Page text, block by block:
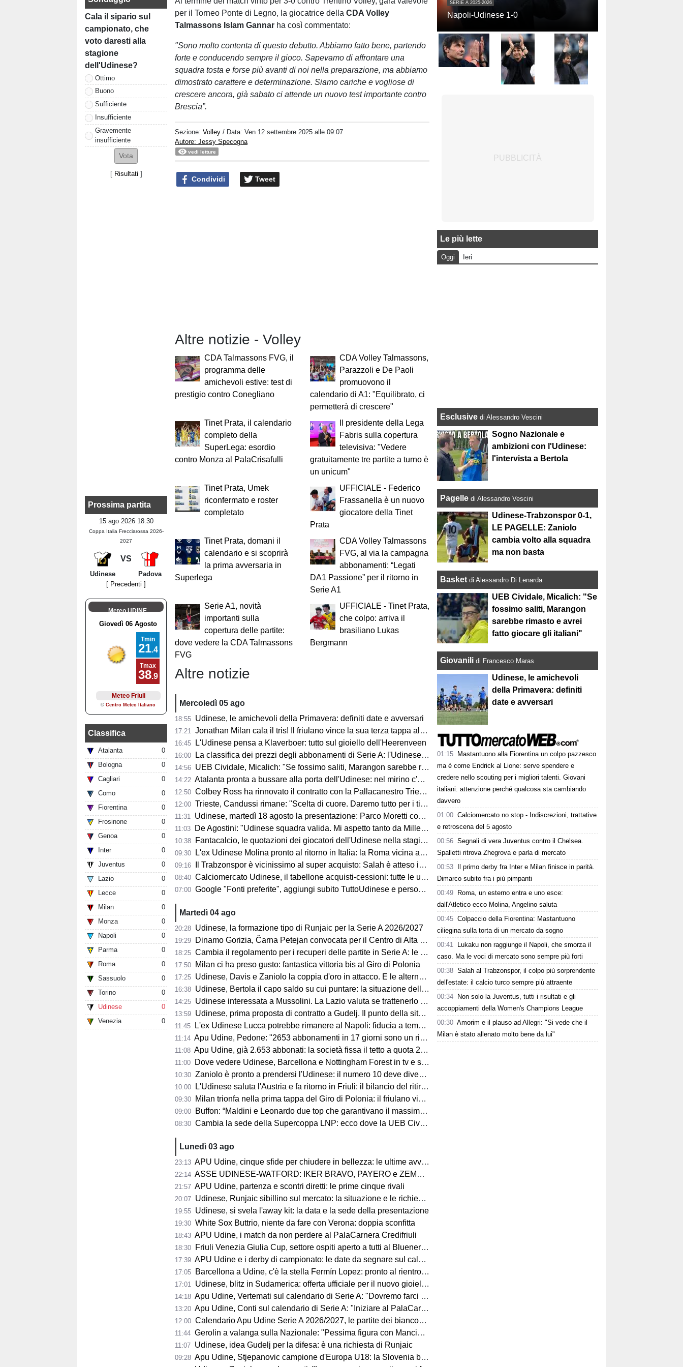
Cala il sipario sul
campionato, che
voto daresti alla
stagione
dell'Udinese?
Ottimo
Buono
Sufficiente
Insufficiente
Gravemente
insufficiente
[ Risultati ]
Prossima partita
15 ago 2026 18:30
Coppa Italia Frecciarossa 2026-
2027
VS
Udinese
Padova
[ Precedenti ]
Meteo UDINE
Classifica
Atalanta
0
Bologna
0
Cagliari
0
Como
0
Fiorentina
0
Frosinone
0
Genoa
0
Inter
0
Juventus
0
Lazio
0
Lecce
0
Milan
0
Monza
0
Napoli
0
Parma
0
Roma
0
Sassuolo
0
Torino
0
Udinese
0
Venezia
0
per il Torneo Ponte di Legno, la giocatrice della CDA Volley
Talmassons Islam Gannar ha così commentato:
"Sono molto contenta di questo debutto. Abbiamo fatto bene, partendo
forte e conducendo sempre il gioco. Sapevamo di affrontare una
squadra tosta e forse più avanti di noi nella preparazione, ma abbiamo
dimostrato carattere e determinazione. Siamo cariche e vogliose di
crescere ancora, già sabato ci attende un nuovo test importante contro
Brescia”.
Sezione:Volley / Data:Ven 12 settembre 2025 alle 09:07
Autore: Jessy Specogna
vedi letture
Condividi Tweet
Altre notizie - Volley
CDA Talmassons FVG, il
programma delle
amichevoli estive: test di
prestigio contro Conegliano
CDA Volley Talmassons,
Parazzoli e De Paoli
promuovono il
calendario di A1: "Equilibrato, ci
permetterà di crescere"
Tinet Prata, il calendario
completo della
SuperLega: esordio
contro Monza al PalaCrisafulli
Il presidente della Lega
Fabris sulla copertura
televisiva: "Vedere
gratuitamente tre partite a turno è
un unicum"
Tinet Prata, Umek
riconfermato e roster
completato
UFFICIALE - Federico
Frassanella è un nuovo
giocatore della Tinet
Prata
Tinet Prata, domani il
calendario e si scoprirà
la prima avversaria in
Superlega
CDA Volley Talmassons
FVG, al via la campagna
abbonamenti: “Legati
DA1 Passione” per il ritorno in
Serie A1
Serie A1, novità
importanti sulla
copertura delle partite:
dove vedere la CDA Talmassons
FVG
UFFICIALE - Tinet Prata,
che colpo: arriva il
brasiliano Lukas
Bergmann
Altre notizie
Mercoledì 05 ago
18:55 Udinese, le amichevoli della Primavera: definiti date e avversari
17:21 Jonathan Milan cala il tris! Il friulano vince la sua terza tappa al Tour de Pologne
16:45 L'Udinese pensa a Klaverboer: tutto sul gioiello dell'Heerenveen
16:00 La classifica dei prezzi degli abbonamenti di Serie A: l'Udinese vanta un primato
14:56 UEB Cividale, Micalich: "Se fossimo saliti, Marangon sarebbe rimasto e avrei fatto giocare gli italiani"
14:22 Atalanta pronta a bussare alla porta dell'Udinese: nel mirino c'è Kristensen
12:50 Colbey Ross ha rinnovato il contratto con la Pallacanestro Trieste
12:00 Trieste, Candussi rimane: "Scelta di cuore. Daremo tutto per i tifosi"
11:31 Udinese, martedì 18 agosto la presentazione: Parco Moretti come location
11:03 De Agostini: "Udinese squadra valida. Mi aspetto tanto da Miller e Ekkelenkamp "
10:38 Fantacalcio, le quotazioni dei giocatori dell'Udinese nella stagione 2026/27
09:30 L'ex Udinese Molina pronto al ritorno in Italia: la Roma vicina all'acquisto
09:16 Il Trabzonspor è vicinissimo al super acquisto: Salah è atteso in Turchia
08:40 Calciomercato Udinese, il tabellone acquisti-cessioni: tutte le ufficialità
07:00 Google "Fonti preferite", aggiungi subito TuttoUdinese e personalizza le tue notizie
Martedì 04 ago
20:28 Udinese, la formazione tipo di Runjaic per la Serie A 2026/2027
19:29 Dinamo Gorizia, Čarna Petejan convocata per il Centro di Alta Specializzazione del Comitato Regionale Fvg
18:25 Cambia il regolamento per i recuperi delle partite in Serie A: le novità
17:50 Milan ci ha preso gusto: fantastica vittoria bis al Giro di Polonia
17:25 Udinese, Davis e Zaniolo la coppia d'oro in attacco. E le alternative?
16:38 Udinese, Bertola il capo saldo su cui puntare: la situazione della difesa
14:25 Udinese interessata a Mussolini. La Lazio valuta se trattenerlo o cederlo
13:59 Udinese, prima proposta di contratto a Gudelj. Il punto della situazione
11:45 L'ex Udinese Lucca potrebbe rimanere al Napoli: fiducia a tempo della società
11:14 Apu Udine, Pedone: "2653 abbonamenti in 17 giorni sono un risultato straordinario"
11:08 Apu Udine, già 2.653 abbonati: la società fissa il tetto a quota 2.800 per garantire posti anche ai tifosi non abbonati
11:00 Dove vedere Udinese, Barcellona e Nottingham Forest in tv e streaming | FVG Cup
10:30 Zaniolo è pronto a prendersi l'Udinese: il numero 10 deve diventare anche leader e trascinatore
10:00 L'Udinese saluta l'Austria e fa ritorno in Friuli: il bilancio del ritiro di Lienz
09:30 Milan trionfa nella prima tappa del Giro di Polonia: il friulano vince in volata
09:00 Buffon: “Maldini e Leonardo due top che garantivano il massimo, ma lo stesso discorso vale per Mancini e Ranieri”
08:30 Cambia la sede della Supercoppa LNP: ecco dove la UEB Cividale difenderà il titolo
Lunedì 03 ago
23:13 APU Udine, cinque sfide per chiudere in bellezza: le ultime avversarie
22:14 ASSE UDINESE-WATFORD: IKER BRAVO, PAYERO e ZEMURA è la triplice cessione direzione Londra
21:57 APU Udine, partenza e scontri diretti: le prime cinque rivali
20:07 Udinese, Runjaic sibillino sul mercato: la situazione e le richieste dell'allenatore
19:55 Udinese, si svela l'away kit: la data e la sede della presentazione
19:30 White Sox Buttrio, niente da fare con Verona: doppia sconfitta
18:43 APU Udine, i match da non perdere al PalaCarnera Credifriuli
18:30 Friuli Venezia Giulia Cup, settore ospiti aperto a tutti al Bluenergy Stadium
17:39 APU Udine e i derby di campionato: le date da segnare sul calendario
17:05 Barcellona a Udine, c'è la stella Fermín Lopez: pronto al rientro contro i bianconeri
17:01 Udinese, blitz in Sudamerica: offerta ufficiale per il nuovo gioiello uruguaiano
14:18 Apu Udine, Vertemati sul calendario di Serie A: "Dovremo farci trovare immediatamente pronti"
13:20 Apu Udine, Conti sul calendario di Serie A: "Iniziare al PalaCarnera Credifriuli sarà uno stimolo in più"
12:00 Calendario Apu Udine Serie A 2026/2027, le partite dei bianconeri in Lba: date e orari
11:44 Gerolin a valanga sulla Nazionale: "Pessima figura con Mancini. E l'Udinese resti l'Università del calcio"
11:07 Udinese, idea Gudelj per la difesa: è una richiesta di Runjaic
09:28 Apu Udine, Stjepanovic campione d'Europa U18: la Slovenia batte l'Italia
SERIE A 2025-2026
Napoli-Udinese 1-0
Le più lette
Oggi Ieri
Esclusive di Alessandro Vescini
Sogno Nazionale e
ambizioni con l'Udinese:
l'intervista a Bertola
Pagelle di Alessandro Vescini
Udinese-Trabzonspor 0-1,
LE PAGELLE: Zaniolo
cambia volto alla squadra
ma non basta
Basket di Alessandro Di Lenarda
UEB Cividale, Micalich: "Se
fossimo saliti, Marangon
sarebbe rimasto e avrei
fatto giocare gli italiani"
Giovanili di Francesco Maras
Udinese, le amichevoli
della Primavera: definiti
date e avversari
01:15
Mastantuono alla Fiorentina un colpo pazzesco
ma è come Endrick al Lione: serve spendere e
credere nello scouting per i migliori talenti. Giovani
italiani: attenzione perché qualcosa sta cambiando
davvero
01:00 Calciomercato no stop - Indiscrezioni, trattative
e retroscena del 5 agosto
00:56 Segnali di vera Juventus contro il Chelsea.
Spalletti ritrova Zhegrova e parla di mercato
00:53
Il primo derby fra Inter e Milan finisce in parità.
Dimarco subito fra i più pimpanti
00:49
Roma, un esterno entra e uno esce:
dall'Atletico ecco Molina, Angelino saluta
00:45 Colpaccio della Fiorentina: Mastantuono
ciliegina sulla torta di un mercato da sogno
00:41
Lukaku non raggiunge il Napoli, che smorza il
caso. Ma le voci di mercato sono sempre più forti
00:38 Salah al Trabzonspor, il colpo più sorprendente
dell'estate: il calcio turco sempre più attraente
00:34
Non solo la Juventus, tutti i risultati e gli
accoppiamenti della Women's Champions League
00:30 Amorim e il plauso ad Allegri: "Si vede che il
Milan è stato allenato molto bene da lui"